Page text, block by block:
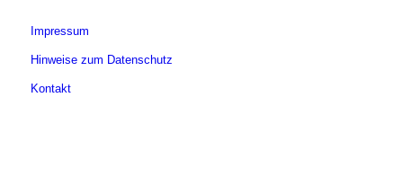
Impressum
Hinweise zum Datenschutz
Kontakt